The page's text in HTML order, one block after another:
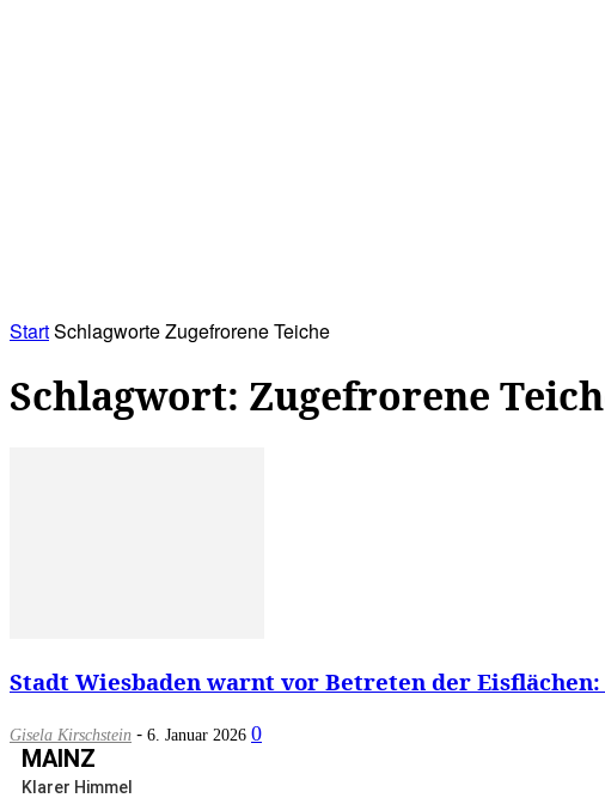
StartSchlagworteZugefrorene Teiche
Schlagwort: Zugefrorene
Stadt Wiesbaden warnt vor Betreten der Eisflächen:
Gisela Kirschstein - 6. Januar 2026 0
MAINZ
Klarer Himmel